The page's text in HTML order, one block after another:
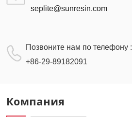
seplite@sunresin.com
Позвоните нам по телефону :
+86-29-89182091
Компания